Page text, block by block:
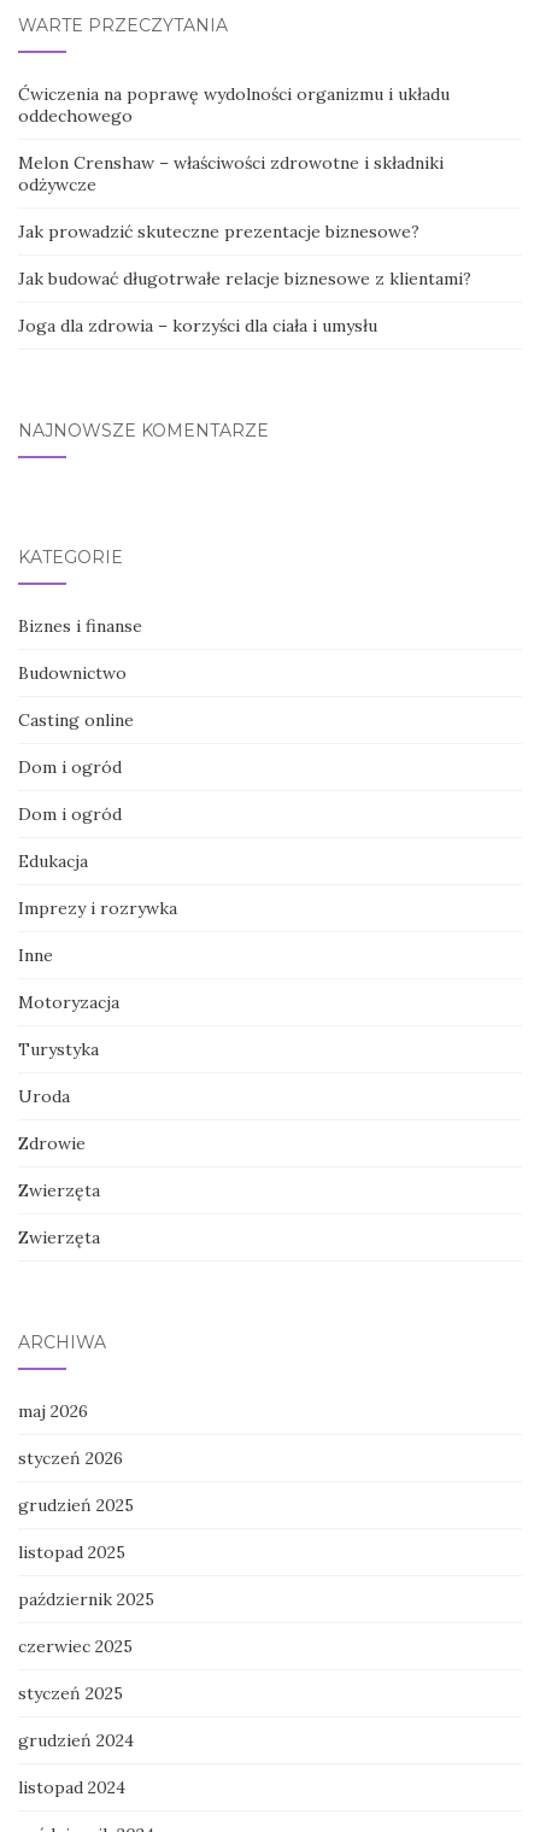
WARTE PRZECZYTANIA
Ćwiczenia na poprawę wydolności organizmu i układu
oddechowego
Melon Crenshaw – właściwości zdrowotne i składniki
odżywcze
Jak prowadzić skuteczne prezentacje biznesowe?
Jak budować długotrwałe relacje biznesowe z klientami?
Joga dla zdrowia – korzyści dla ciała i umysłu
NAJNOWSZE KOMENTARZE
KATEGORIE
Biznes i finanse
Budownictwo
Casting online
Dom i ogród
Dom i ogród
Edukacja
Imprezy i rozrywka
Inne
Motoryzacja
Turystyka
Uroda
Zdrowie
Zwierzęta
Zwierzęta
ARCHIWA
maj 2026
styczeń 2026
grudzień 2025
listopad 2025
październik 2025
czerwiec 2025
styczeń 2025
grudzień 2024
listopad 2024